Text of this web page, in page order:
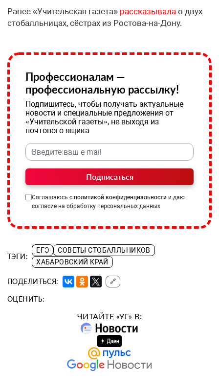
Ранее «Учительская газета» рассказывала о двух
стобалльницах, сёстрах из Ростова-на-Дону.
Профессионалам —
профессиональную рассылку!
Подпишитесь, чтобы получать актуальные
новости и специальные предложения от
«Учительской газеты», не выходя из
почтового ящика
Подписаться
Соглашаюсь с политикой конфиденциальности и даю
согласие на обработку персональных данных
ТЭГИ:
ЕГЭ
СОВЕТЫ СТОБАЛЛЬНИКОВ
ХАБАРОВСКИЙ КРАЙ
ПОДЕЛИТЬСЯ: 🔗
ОЦЕНИТЬ:
ЧИТАЙТЕ «УГ» В: